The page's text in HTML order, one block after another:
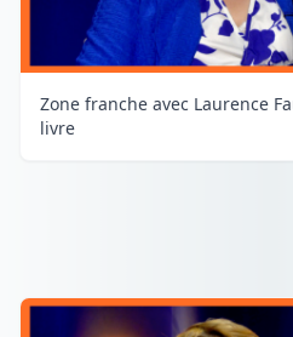
Zone franche avec Laurence
livre